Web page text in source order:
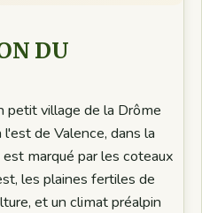
DU
petit village de la Drôme
de Valence, dans la
marqué par les coteaux
les plaines fertiles de
et un climat préalpin